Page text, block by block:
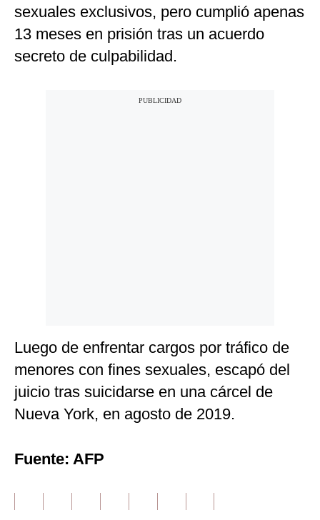
sexuales exclusivos, pero cumplió apenas
13 meses en prisión tras un acuerdo
secreto de culpabilidad.
Luego de enfrentar cargos por tráfico de
menores con fines sexuales, escapó del
juicio tras suicidarse en una cárcel de
Nueva York, en agosto de 2019.
Fuente: AFP